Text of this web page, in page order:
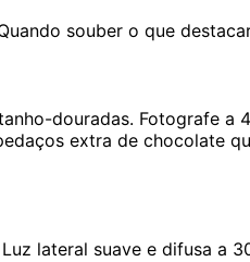
souber o que
douradas. Fotografe
extra de
lateral suave e difusa a